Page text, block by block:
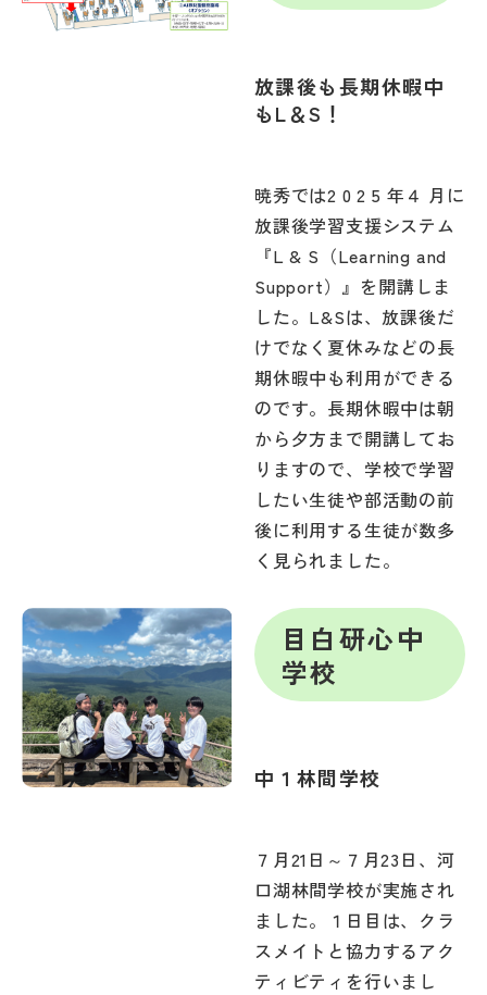
放課後も長期休暇中
もL＆S！
暁秀では2 0 2 5 年４ 月に
放課後学習支援システム
『L & S（Learning and
Support）』を開講しま
した。L&Sは、放課後だ
けでなく夏休みなどの長
期休暇中も利用ができる
のです。長期休暇中は朝
から夕方まで開講してお
りますので、学校で学習
したい生徒や部活動の前
後に利用する生徒が数多
く見られました。
目白研心中
学校
中１林間学校
７月21日～７月23日、河
口湖林間学校が実施され
ました。１日目は、クラ
スメイトと協力するアク
ティビティを行いまし